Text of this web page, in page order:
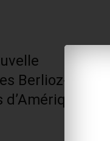
Berlioz-